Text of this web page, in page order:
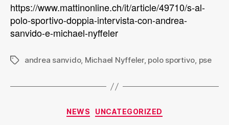
https://www.mattinonline.ch/it/article/49710/s-al-
polo-sportivo-doppia-intervista-con-andrea-
sanvido-e-michael-nyffeler
andrea sanvido, Michael Nyffeler, polo sportivo, pse
NEWS UNCATEGORIZED